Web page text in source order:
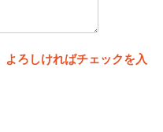
ろしければチェックを入